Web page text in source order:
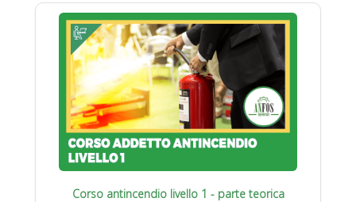
Corso antincendio livello 1 - parte teorica